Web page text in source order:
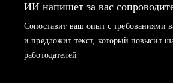
ИИ напишет за вас
Сопоставит ваш опыт с требованиями
и предложит текст, который повысит
работодателей